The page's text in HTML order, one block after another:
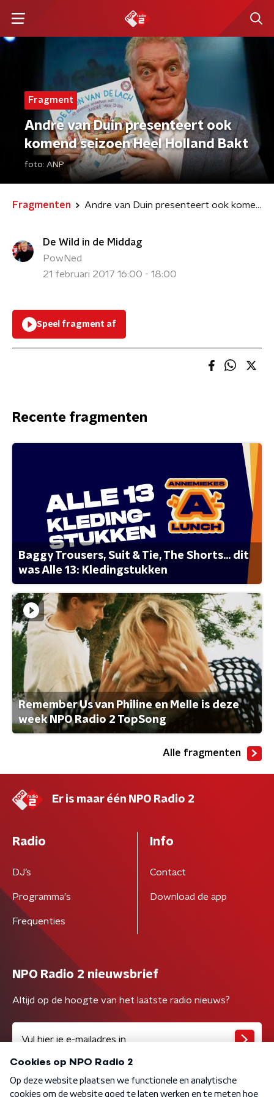
Fragment
Andre van Duin presenteert ook
komend seizoen Heel Holland Bakt
foto: ANP
Fragmenten Andre van Duin presenteert ook komend seizoen Heel Holland Bakt
De Wild in de Middag
PowNed
21 februari 2017 16:00 - 18:00
Speel fragment af
Recente fragmenten
Baggy Trousers, Suit & Tie, The Shorts... dit
was Alle 13: Kledingstukken
Remember Us van Philine en Melle is deze
week NPO Radio 2 TopSong
Alle fragmenten
Er is maar één NPO Radio 2
Radio
DJ’s
Programma's
Frequenties
Info
Contact
Download de app
NPO Radio 2 nieuwsbrief
Altijd op de hoogte van het laatste radio nieuws?